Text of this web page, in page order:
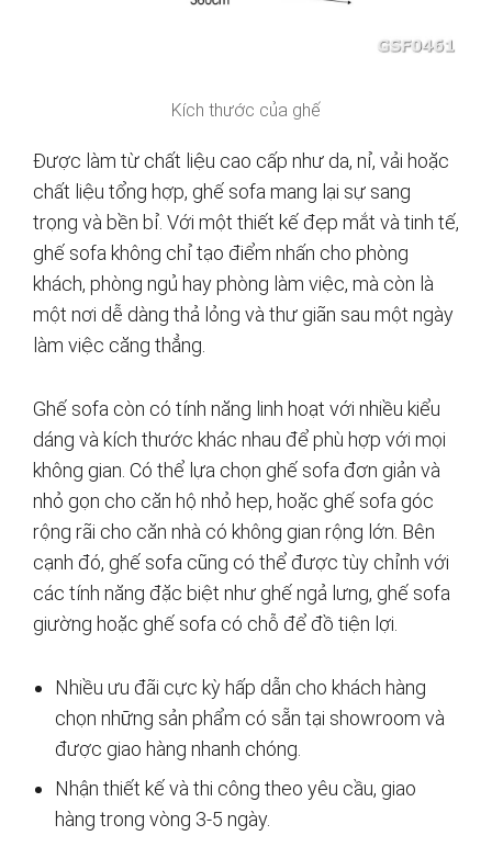
Kích thước của ghế
Được làm từ chất liệu cao cấp như da, nỉ, vải hoặc
chất liệu tổng hợp, ghế sofa mang lại sự sang
trọng và bền bỉ. Với một thiết kế đẹp mắt và tinh tế,
ghế sofa không chỉ tạo điểm nhấn cho phòng
khách, phòng ngủ hay phòng làm việc, mà còn là
một nơi dễ dàng thả lỏng và thư giãn sau một ngày
làm việc căng thẳng.
Ghế sofa còn có tính năng linh hoạt với nhiều kiểu
dáng và kích thước khác nhau để phù hợp với mọi
không gian. Có thể lựa chọn ghế sofa đơn giản và
nhỏ gọn cho căn hộ nhỏ hẹp, hoặc ghế sofa góc
rộng rãi cho căn nhà có không gian rộng lớn. Bên
cạnh đó, ghế sofa cũng có thể được tùy chỉnh với
các tính năng đặc biệt như ghế ngả lưng, ghế sofa
giường hoặc ghế sofa có chỗ để đồ tiện lợi.
Nhiều ưu đãi cực kỳ hấp dẫn cho khách hàng
chọn những sản phẩm có sẵn tại showroom và
được giao hàng nhanh chóng.
Nhận thiết kế và thi công theo yêu cầu, giao
hàng trong vòng 3-5 ngày.